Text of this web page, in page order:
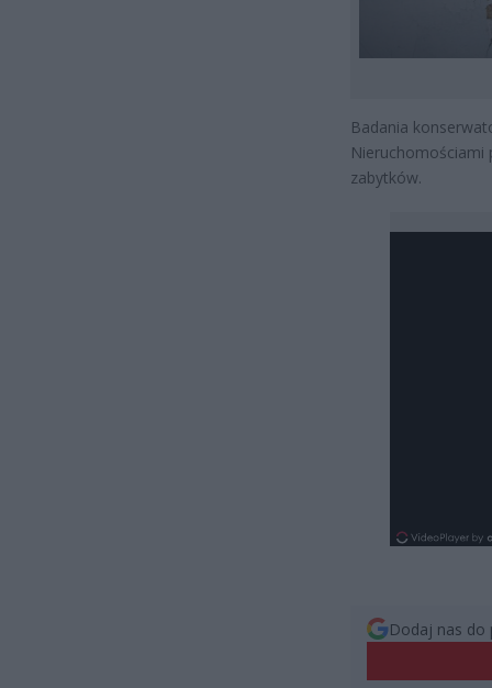
Badania
Nieruchomościami
zabytków.
Dodaj nas do